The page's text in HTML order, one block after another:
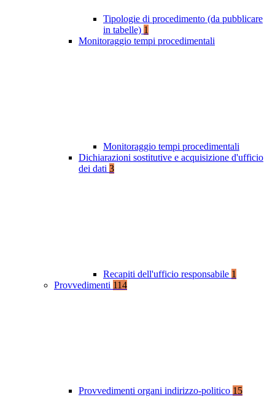
Tipologie di procedimento (da pubblicare
in tabelle) 1
Monitoraggio tempi procedimentali
Monitoraggio tempi procedimentali
Dichiarazioni sostitutive e acquisizione d'ufficio
dei dati 3
Recapiti dell'ufficio responsabile 1
Provvedimenti 114
Provvedimenti organi indirizzo-politico 15